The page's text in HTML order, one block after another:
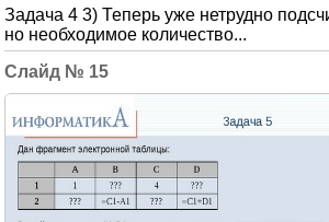
Задача 4 3) Теперь уже нетрудно
но необходимое количество...
15